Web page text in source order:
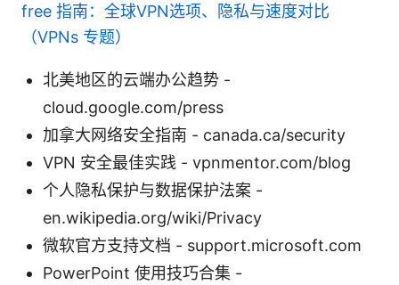
free 指南：全球VPN选项、隐私与速度对比
（VPNs 专题）
北美地区的云端办公趋势 -
cloud.google.com/press
加拿大网络安全指南 - canada.ca/security
VPN 安全最佳实践 - vpnmentor.com/blog
个人隐私保护与数据保护法案 -
en.wikipedia.org/wiki/Privacy
微软官方支持文档 - support.microsoft.com
PowerPoint 使用技巧合集 -